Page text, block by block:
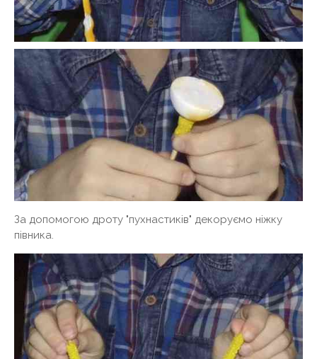
За допомогою дроту "пухнастиків" декоруємо ніжку
півника.